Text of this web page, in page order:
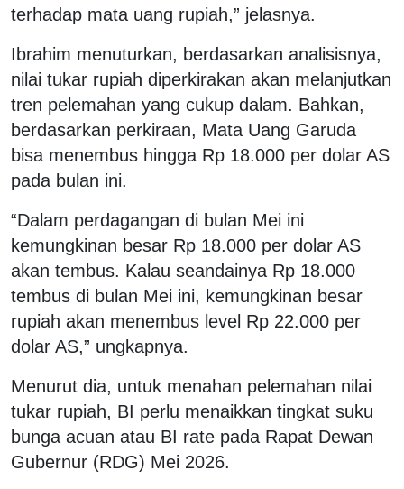
terhadap mata uang rupiah,” jelasnya.
Ibrahim menuturkan, berdasarkan analisisnya,
nilai tukar rupiah diperkirakan akan melanjutkan
tren pelemahan yang cukup dalam. Bahkan,
berdasarkan perkiraan, Mata Uang Garuda
bisa menembus hingga Rp 18.000 per dolar AS
pada bulan ini.
“Dalam perdagangan di bulan Mei ini
kemungkinan besar Rp 18.000 per dolar AS
akan tembus. Kalau seandainya Rp 18.000
tembus di bulan Mei ini, kemungkinan besar
rupiah akan menembus level Rp 22.000 per
dolar AS,” ungkapnya.
Menurut dia, untuk menahan pelemahan nilai
tukar rupiah, BI perlu menaikkan tingkat suku
bunga acuan atau BI rate pada Rapat Dewan
Gubernur (RDG) Mei 2026.